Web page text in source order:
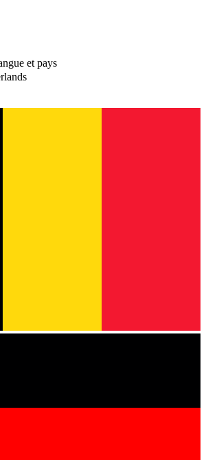
et pays